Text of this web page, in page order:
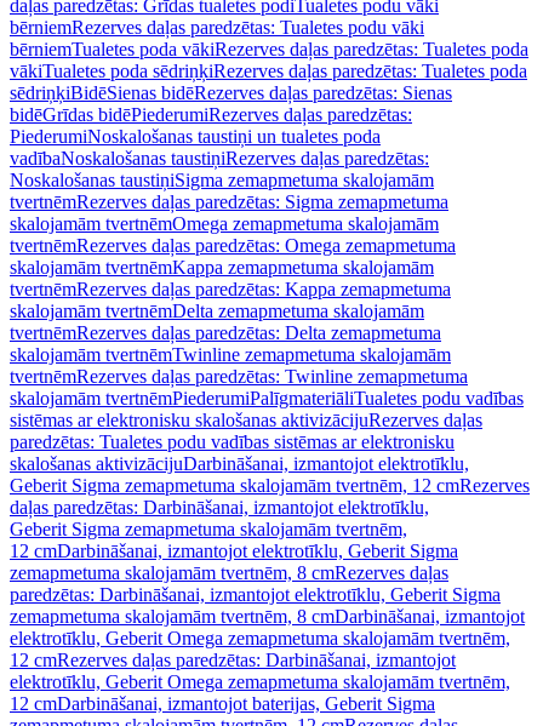
daļas paredzētas: Grīdas tualetes podiTualetes podu vāki
bērniemRezerves daļas paredzētas: Tualetes podu vāki
bērniemTualetes poda vākiRezerves daļas paredzētas: Tualetes poda
vākiTualetes poda sēdriņķiRezerves daļas paredzētas: Tualetes poda
sēdriņķiBidēSienas bidēRezerves daļas paredzētas: Sienas
bidēGrīdas bidēPiederumiRezerves daļas paredzētas:
PiederumiNoskalošanas taustiņi un tualetes poda
vadībaNoskalošanas taustiņiRezerves daļas paredzētas:
Noskalošanas taustiņiSigma zemapmetuma skalojamām
tvertnēmRezerves daļas paredzētas: Sigma zemapmetuma
skalojamām tvertnēmOmega zemapmetuma skalojamām
tvertnēmRezerves daļas paredzētas: Omega zemapmetuma
skalojamām tvertnēmKappa zemapmetuma skalojamām
tvertnēmRezerves daļas paredzētas: Kappa zemapmetuma
skalojamām tvertnēmDelta zemapmetuma skalojamām
tvertnēmRezerves daļas paredzētas: Delta zemapmetuma
skalojamām tvertnēmTwinline zemapmetuma skalojamām
tvertnēmRezerves daļas paredzētas: Twinline zemapmetuma
skalojamām tvertnēmPiederumiPalīgmateriāliTualetes podu vadības
sistēmas ar elektronisku skalošanas aktivizācijuRezerves daļas
paredzētas: Tualetes podu vadības sistēmas ar elektronisku
skalošanas aktivizācijuDarbināšanai, izmantojot elektrotīklu,
Geberit Sigma zemapmetuma skalojamām tvertnēm, 12 cmRezerves
daļas paredzētas: Darbināšanai, izmantojot elektrotīklu,
Geberit Sigma zemapmetuma skalojamām tvertnēm,
12 cmDarbināšanai, izmantojot elektrotīklu, Geberit Sigma
zemapmetuma skalojamām tvertnēm, 8 cmRezerves daļas
paredzētas: Darbināšanai, izmantojot elektrotīklu, Geberit Sigma
zemapmetuma skalojamām tvertnēm, 8 cmDarbināšanai, izmantojot
elektrotīklu, Geberit Omega zemapmetuma skalojamām tvertnēm,
12 cmRezerves daļas paredzētas: Darbināšanai, izmantojot
elektrotīklu, Geberit Omega zemapmetuma skalojamām tvertnēm,
12 cmDarbināšanai, izmantojot baterijas, Geberit Sigma